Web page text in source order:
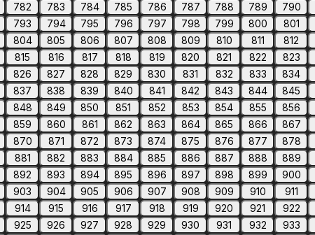
782
783 784 785 786 787 788 789 790
793
794 795 796 797 798 799 800 801
804
805 806 807 808 809 810 811 812
815
816 817 818 819 820 821 822 823
826
827 828 829 830 831 832 833 834
837
838 839 840 841 842 843 844 845
848
849 850 851 852 853 854 855 856
859
860 861 862 863 864 865 866 867
870
871 872 873 874 875 876 877 878
881
882 883 884 885 886 887 888 889
892
893 894 895 896 897 898 899 900
903
904 905 906 907 908 909 910 911
914
915 916 917 918 919 920 921 922
925
926 927 928 929 930 931 932 933